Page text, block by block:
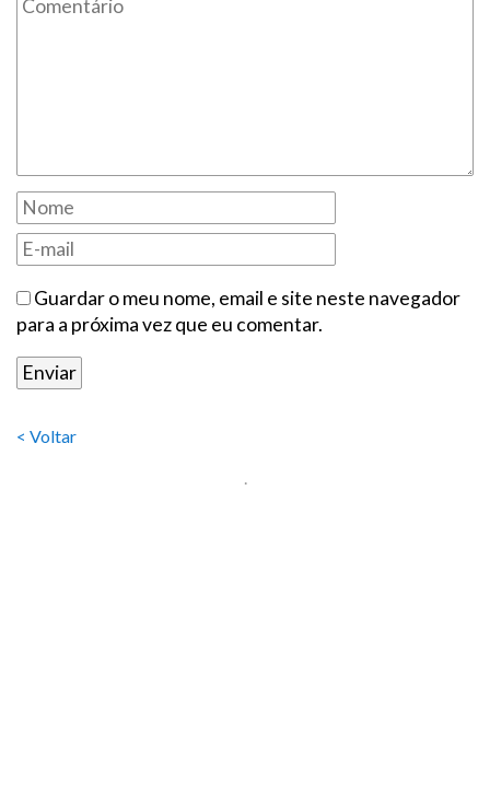
Guardar o meu nome, email e site neste navegador
para a próxima vez que eu comentar.
< Voltar
.